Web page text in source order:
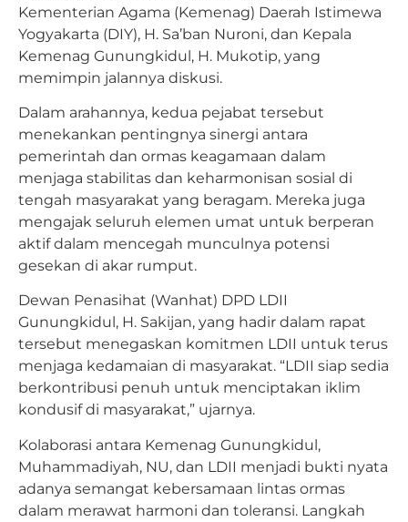
Kementerian Agama (Kemenag) Daerah Istimewa
Yogyakarta (DIY), H. Sa’ban Nuroni, dan Kepala
Kemenag Gunungkidul, H. Mukotip, yang
memimpin jalannya diskusi.
Dalam arahannya, kedua pejabat tersebut
menekankan pentingnya sinergi antara
pemerintah dan ormas keagamaan dalam
menjaga stabilitas dan keharmonisan sosial di
tengah masyarakat yang beragam. Mereka juga
mengajak seluruh elemen umat untuk berperan
aktif dalam mencegah munculnya potensi
gesekan di akar rumput.
Dewan Penasihat (Wanhat) DPD LDII
Gunungkidul, H. Sakijan, yang hadir dalam rapat
tersebut menegaskan komitmen LDII untuk terus
menjaga kedamaian di masyarakat. “LDII siap sedia
berkontribusi penuh untuk menciptakan iklim
kondusif di masyarakat,” ujarnya.
Kolaborasi antara Kemenag Gunungkidul,
Muhammadiyah, NU, dan LDII menjadi bukti nyata
adanya semangat kebersamaan lintas ormas
dalam merawat harmoni dan toleransi. Langkah